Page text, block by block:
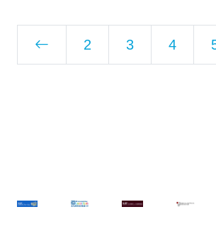
2 3 4